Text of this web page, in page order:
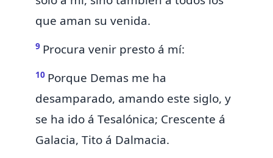
que aman su venida.
9 Procura venir presto á mí:
10 Porque Demas me ha
desamparado, amando este siglo, y
se ha ido á Tesalónica; Crescente á
Galacia, Tito á Dalmacia.